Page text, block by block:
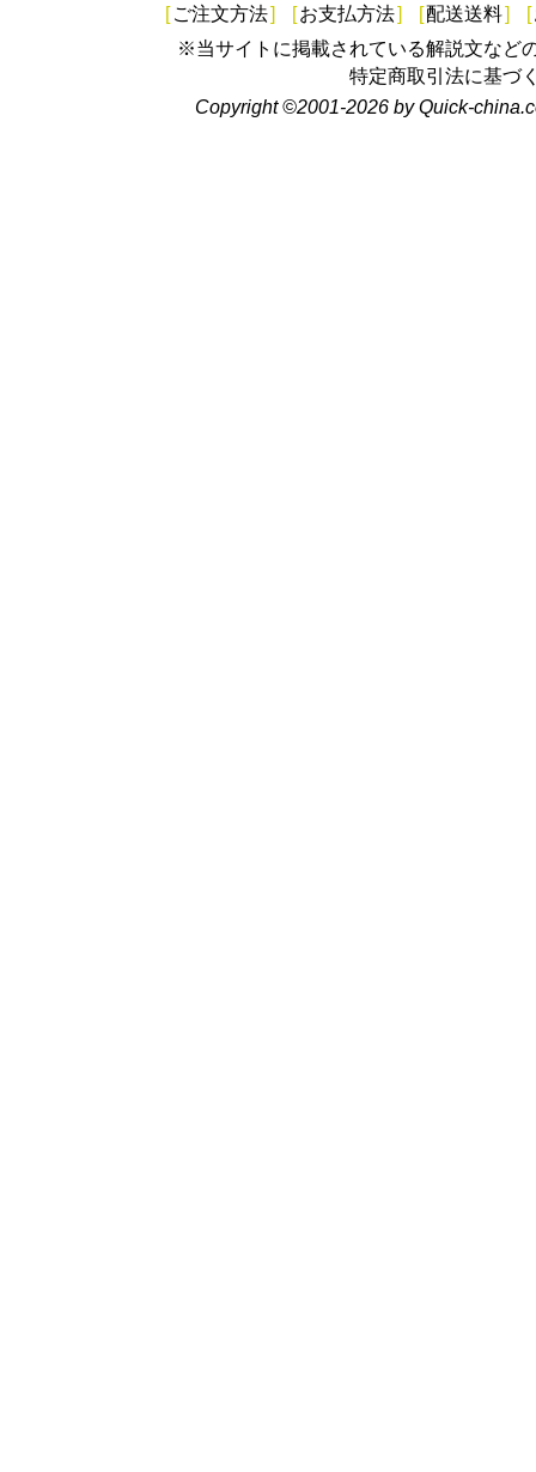
[ ご注文方法] [お支払方法] [配送送料] [
※当サイトに掲載されている解説文など
特定商取引法に基づ
Copyright ©2001-2026 by Quick-